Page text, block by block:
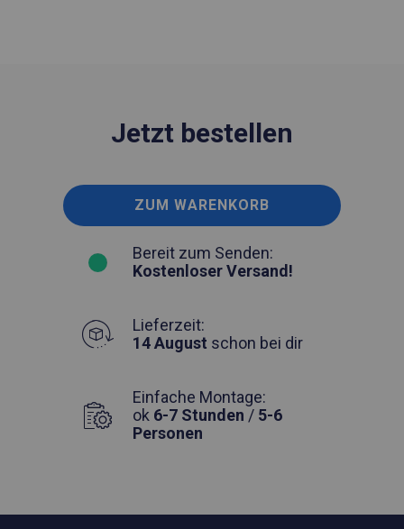
Jetzt bestellen
ZUM WARENKORB
Bereit zum Senden:
Kostenloser Versand!
Lieferzeit:
14 August schon bei dir
Einfache Montage:
ok 6-7 Stunden / 5-6
Personen